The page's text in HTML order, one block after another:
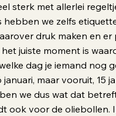
sterk met allerlei
hebben we zelfs
druk maken en
juiste moment is
dag je iemand nog
maar vooruit, 15
we dus wat dat
ook voor de oliebollen.